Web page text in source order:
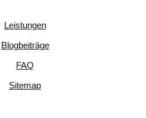
Leistungen
Blogbeiträge
FAQ
Sitemap